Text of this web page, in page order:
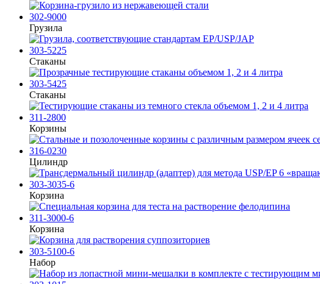
302-9000
Грузила
303-5225
Стаканы
303-5425
Стаканы
311-2800
Корзины
316-0230
Цилиндр
303-3035-6
Корзина
311-3000-6
Корзина
303-5100-6
Набор